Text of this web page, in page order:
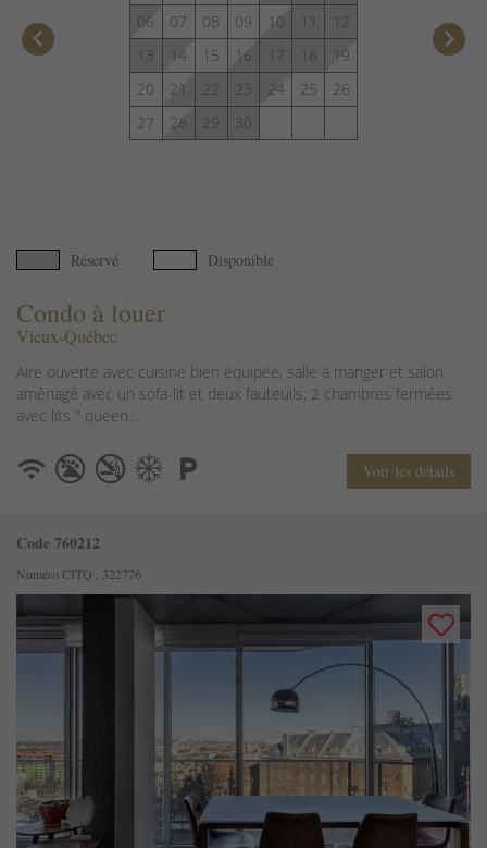
keyboard_arrow_left
06
07 08 09 10 11
12
13
14 15 16 17 18
19
20
21 22 23 24 25
26
27
28 29 30
keyboard_arrow_right
Réservé Disponible
Condo à louer
Vieux-Québec
Aire ouverte avec cuisine bien équipée, salle à manger et salon
aménagé avec un sofa-lit et deux fauteuils; 2 chambres fermées
avec lits " queen...
Voir les détails
Code 760212
Numéro CITQ : 322776